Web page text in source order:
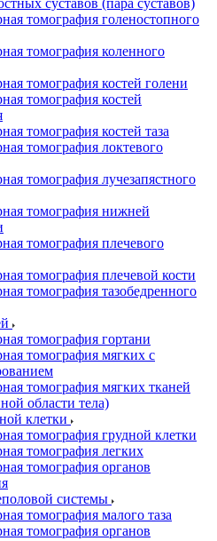
суставов (пара суставов)
томография голеностопного
томография коленного
томография костей голени
томография костей
томография костей таза
томография локтевого
томография лучезапястного
томография нижней
томография плечевого
томография плечевой кости
томография тазобедренного
томография гортани
томография мягких с
томография мягких тканей
области тела)
клетки
томография грудной клетки
томография легких
томография органов
системы
томография малого таза
томография органов